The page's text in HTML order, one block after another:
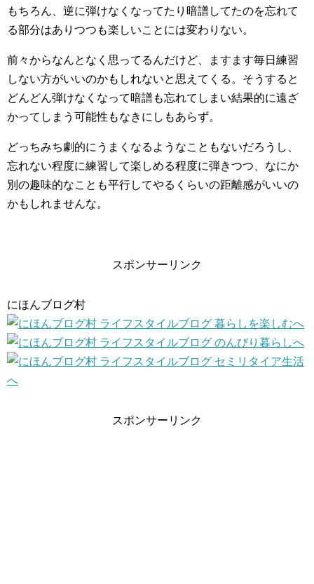
もちろん、逆に弾けなくなってたり暗譜してたのを忘れて
る部分はありつつも楽しいことには変わりない。
前々からなんとなく思ってるんだけど、ますます毎日練習
しない方がいいのかもしれないと思えてくる。そうすると
どんどん弾けなくなって暗譜も忘れてしまい結果的に遠ざ
かってしまう可能性もなきにしもあらず。
どっちみち劇的にうまくなるようなこともないだろうし、
忘れない程度に練習して楽しめる程度に弾きつつ、なにか
別の趣味的なことも平行してやるくらいの距離感がいいの
かもしれませんな。
スポンサーリンク
にほんブログ村
スポンサーリンク